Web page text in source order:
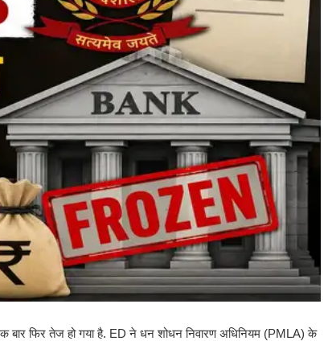
फिर तेज हो गया है. ED ने धन शोधन निवारण अधिनियम (PMLA) के